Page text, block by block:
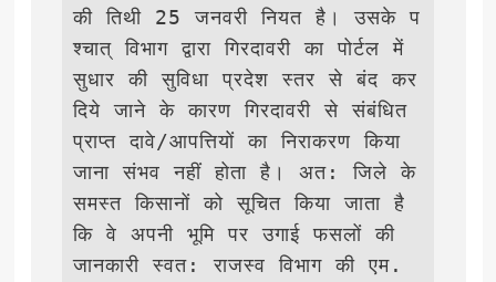
की तिथी 25 जनवरी नियत है। उसके प
श्‍चात् विभाग द्वारा गिरदावरी का पोर्टल में
सुधार की सुविधा प्रदेश स्‍तर से बंद कर
दिये जाने के कारण गिरदावरी से संबंधित
प्राप्‍त दावे/आपत्तियों का निराकरण किया
जाना संभव नहीं होता है। अत: जिले के
समस्‍त किसानों को सूचित किया जाता है
कि वे अपनी भूमि पर उगाई फसलों की
जानकारी स्‍वत: राजस्‍व विभाग की एम.